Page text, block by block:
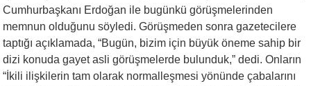
Cumhurbaşkanı Erdoğan ile bugünkü görüşmelerinden
memnun olduğunu söyledi. Görüşmeden sonra gazetecilere
taptığı açıklamada, “Bugün, bizim için büyük öneme sahip bir
dizi konuda gayet asli görüşmelerde bulunduk,” dedi. Onların
“İkili ilişkilerin tam olarak normalleşmesi yönünde çabalarını